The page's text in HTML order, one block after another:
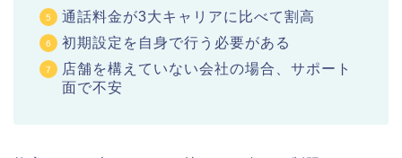
通話料金が3大キャリアに比べて割高
初期設定を自身で行う必要がある
店舗を構えていない会社の場合、サポート
面で不安